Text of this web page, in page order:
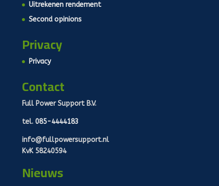
Uitrekenen rendement
Second opinions
Privacy
Privacy
Contact
Full Power Support B.V.
tel. 085-4444183
info@fullpowersupport.nl
KvK 58240594
Nieuws